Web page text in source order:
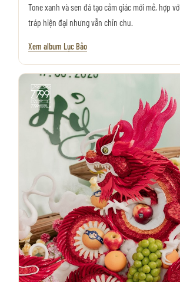
Tone xanh và sen đá tạo cảm giác mới mẻ, hợp
tráp hiện đại nhưng vẫn chỉn chu.
Xem album Lục Bảo